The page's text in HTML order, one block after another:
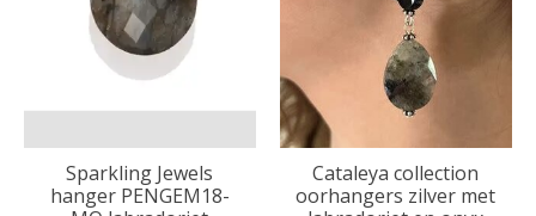
Sparkling Jewels
hanger PENGEM18-
Cataleya collection
oorhangers zilver met